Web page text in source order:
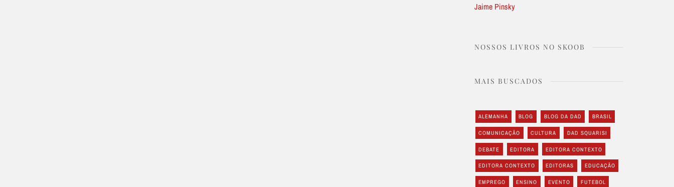
Jaime Pinsky
NOSSOS LIVROS NO SKOOB
MAIS BUSCADOS
ALEMANHA BLOG BLOG DA DAD BRASIL
COMUNICAÇÃO CULTURA DAD SQUARISI
DEBATE EDITORA EDITORA CONTEXTO
EDITORA CONTEXTO EDITORAS EDUCAÇÃO
EMPREGO ENSINO EVENTO FUTEBOL